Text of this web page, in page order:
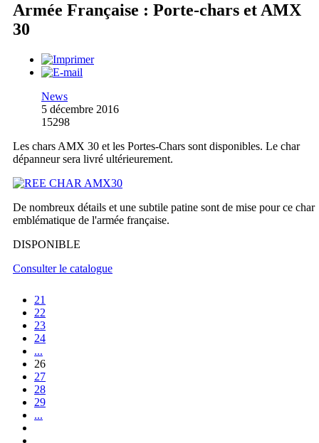
Armée Française : Porte-chars et AMX
30
News
5 décembre 2016
15298
Les chars AMX 30 et les Portes-Chars sont disponibles. Le char
dépanneur sera livré ultérieurement.
De nombreux détails et une subtile patine sont de mise pour ce char
emblématique de l'armée française.
DISPONIBLE
Consulter le catalogue
21
22
23
24
...
26
27
28
29
...